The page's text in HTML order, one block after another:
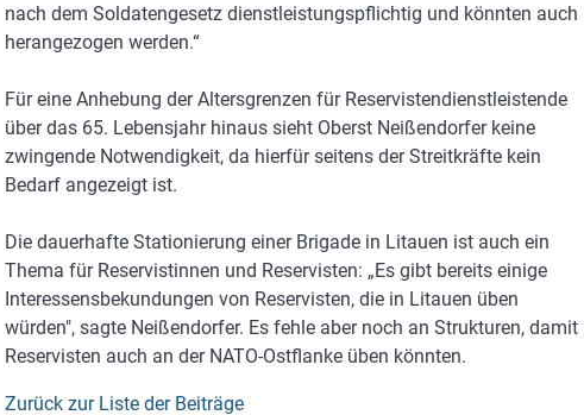
nach dem Soldatengesetz dienstleistungspflichtig und könnten auch
herangezogen werden.“
Für eine Anhebung der Altersgrenzen für Reservistendienstleistende
über das 65. Lebensjahr hinaus sieht Oberst Neißendorfer keine
zwingende Notwendigkeit, da hierfür seitens der Streitkräfte kein
Bedarf angezeigt ist.
Die dauerhafte Stationierung einer Brigade in Litauen ist auch ein
Thema für Reservistinnen und Reservisten: „Es gibt bereits einige
Interessensbekundungen von Reservisten, die in Litauen üben
würden", sagte Neißendorfer. Es fehle aber noch an Strukturen, damit
Reservisten auch an der NATO-Ostflanke üben könnten.
Zurück zur Liste der Beiträge